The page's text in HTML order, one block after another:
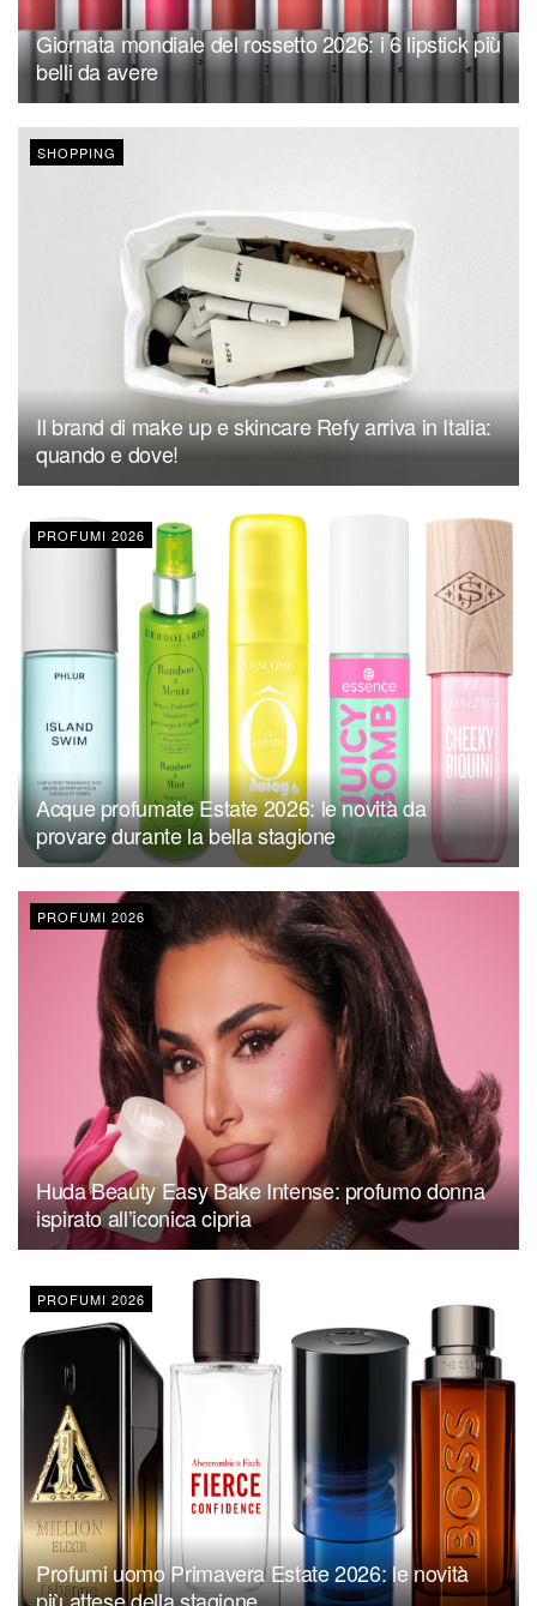
Giornata mondiale del rossetto 2026: i 6 lipstick più
belli da avere
SHOPPING
Il brand di make up e skincare Refy arriva in Italia:
quando e dove!
PROFUMI 2026
Acque profumate Estate 2026: le novità da
provare durante la bella stagione
PROFUMI 2026
Huda Beauty Easy Bake Intense: profumo donna
ispirato all’iconica cipria
PROFUMI 2026
Profumi uomo Primavera Estate 2026: le novità